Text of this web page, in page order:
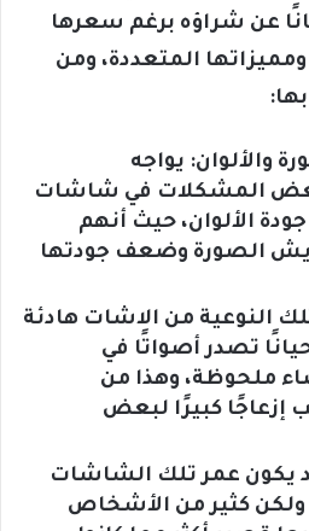
عن شراؤه برغم سعرها
المتعددة، ومن
والألوان: يواجه
المشكلات في شاشات
الألوان، حيث أنهم
الصورة وضعف جودتها
النوعية من الاشات هادئة
تصدر أصواتًا في
ملحوظة، وهذا من
إزعاجًا كبيرًا لبعض
يكون عمر تلك الشاشات
ولكن كثير من الأشخاص